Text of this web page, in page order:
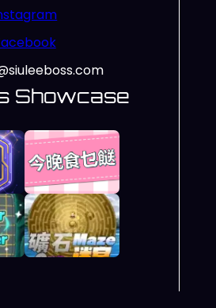
Showcase